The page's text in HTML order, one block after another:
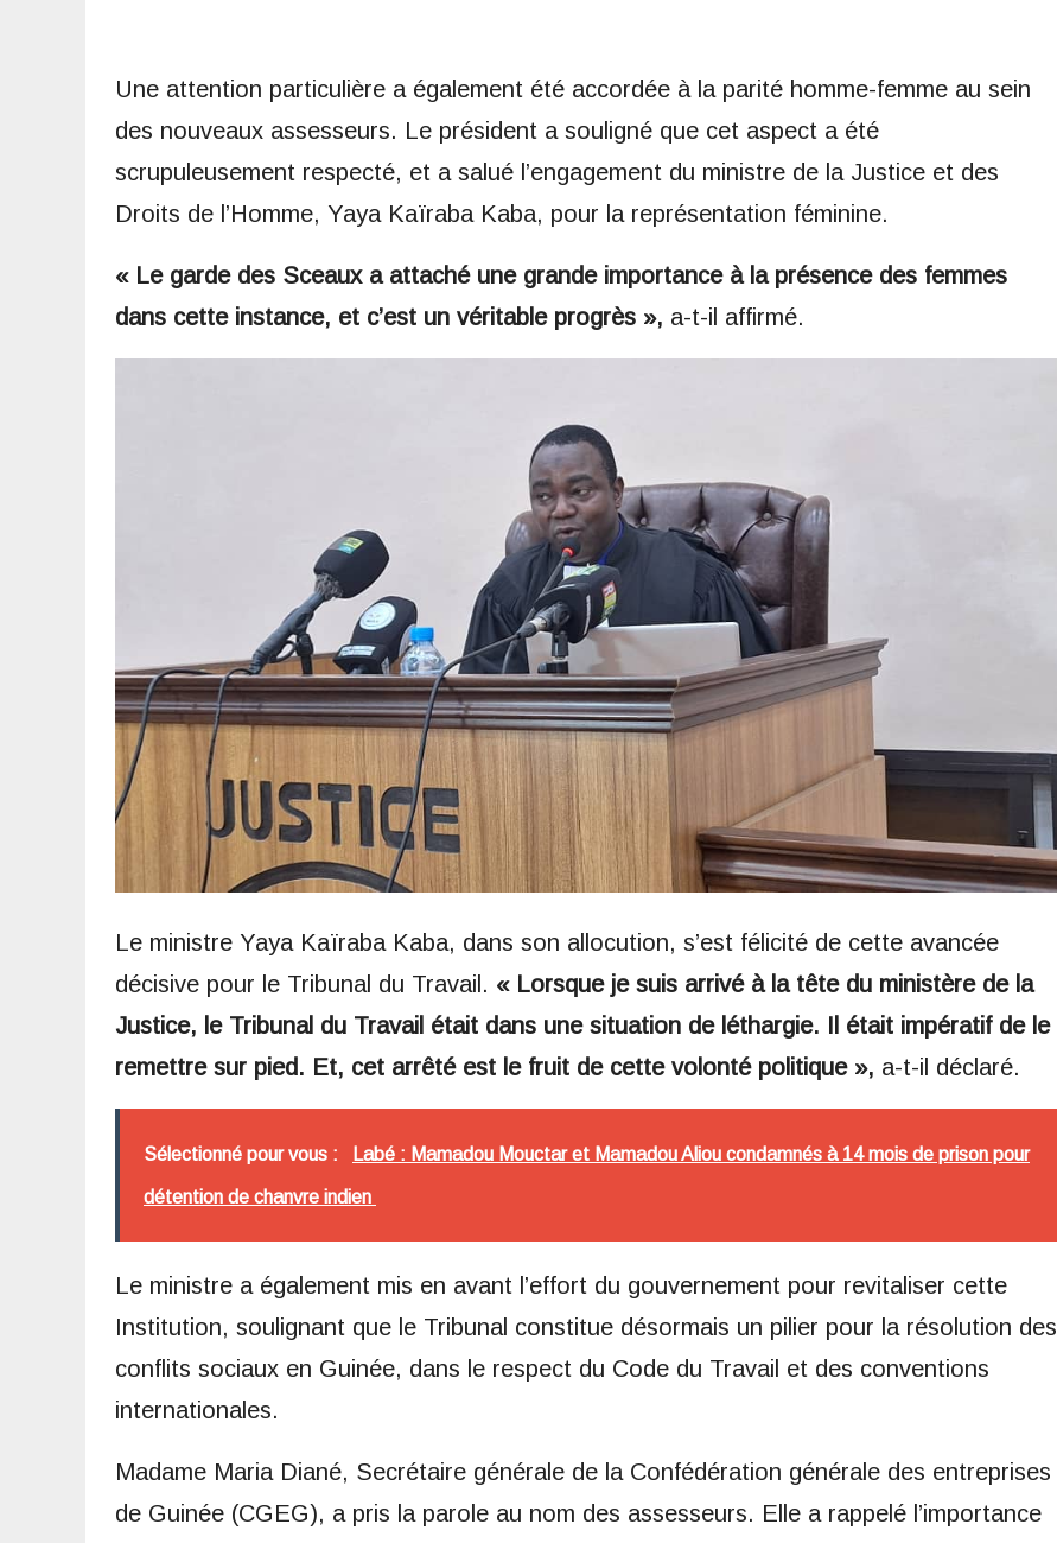
Une attention particulière a également été accordée à la parité homme-femme au sein
des nouveaux assesseurs. Le président a souligné que cet aspect a été
scrupuleusement respecté, et a salué l’engagement du ministre de la Justice et des
Droits de l’Homme, Yaya Kaïraba Kaba, pour la représentation féminine.
« Le garde des Sceaux a attaché une grande importance à la présence des femmes
dans cette instance, et c’est un véritable progrès », a-t-il affirmé.
Le ministre Yaya Kaïraba Kaba, dans son allocution, s’est félicité de cette avancée
décisive pour le Tribunal du Travail. « Lorsque je suis arrivé à la tête du ministère de la
Justice, le Tribunal du Travail était dans une situation de léthargie. Il était impératif de le
remettre sur pied. Et, cet arrêté est le fruit de cette volonté politique », a-t-il déclaré.
Sélectionné pour vous : Labé : Mamadou Mouctar et Mamadou Aliou condamnés à 14 mois de prison pour
détention de chanvre indien
Le ministre a également mis en avant l’effort du gouvernement pour revitaliser cette
Institution, soulignant que le Tribunal constitue désormais un pilier pour la résolution des
conflits sociaux en Guinée, dans le respect du Code du Travail et des conventions
internationales.
Madame Maria Diané, Secrétaire générale de la Confédération générale des entreprises
de Guinée (CGEG), a pris la parole au nom des assesseurs. Elle a rappelé l’importance